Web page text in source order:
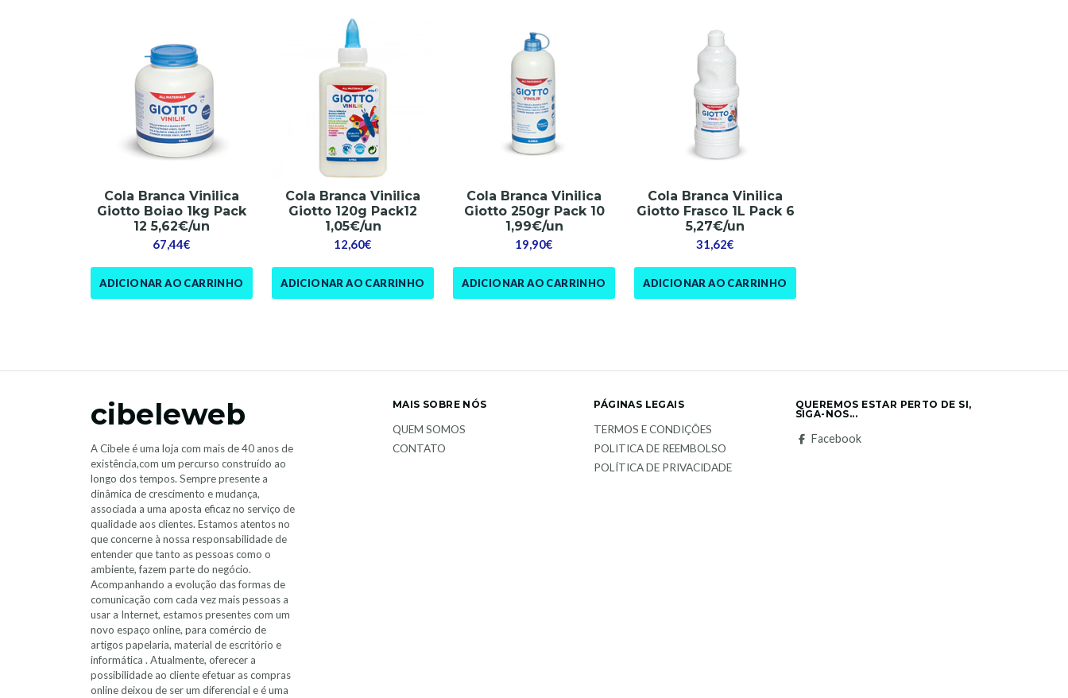
Cola Branca Vinilica
Giotto Boiao 1kg Pack
12 5,62€/un
67,44€
ADICIONAR AO CARRINHO
Cola Branca Vinilica
Giotto 120g Pack12
1,05€/un
12,60€
ADICIONAR AO CARRINHO
Cola Branca Vinilica
Giotto 250gr Pack 10
1,99€/un
19,90€
ADICIONAR AO CARRINHO
Cola Branca Vinilica
Giotto Frasco 1L Pack 6
5,27€/un
31,62€
ADICIONAR AO CARRINHO
cibeleweb
A Cibele é uma loja com mais de 40 anos de
existência,com um percurso construído ao
longo dos tempos. Sempre presente a
dinâmica de crescimento e mudança,
associada a uma aposta eficaz no serviço de
qualidade aos clientes. Estamos atentos no
que concerne à nossa responsabilidade de
entender que tanto as pessoas como o
ambiente, fazem parte do negócio.
Acompanhando a evolução das formas de
comunicação com cada vez mais pessoas a
usar a Internet, estamos presentes com um
novo espaço online, para comércio de
artigos papelaria, material de escritório e
informática . Atualmente, oferecer a
possibilidade ao cliente efetuar as compras
online deixou de ser um diferencial e é uma
MAIS SOBRE NÓS
QUEM SOMOS
CONTATO
PÁGINAS LEGAIS
TERMOS E CONDIÇÕES
POLITICA DE REEMBOLSO
POLÍTICA DE PRIVACIDADE
QUEREMOS ESTAR PERTO DE SI,
SIGA-NOS...
Facebook